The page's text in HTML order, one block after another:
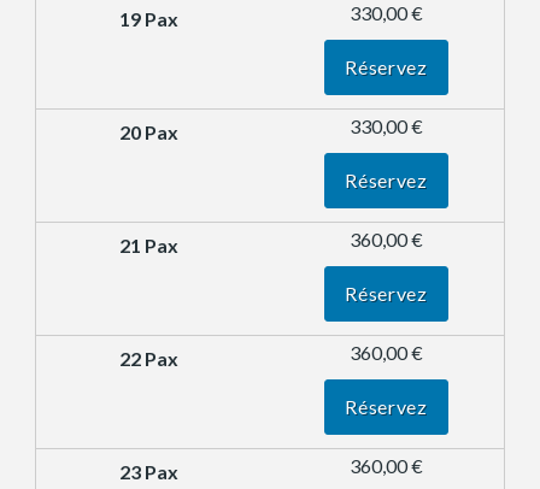
330,00 €
Réservez
330,00 €
Réservez
360,00 €
Réservez
360,00 €
Réservez
360,00 €